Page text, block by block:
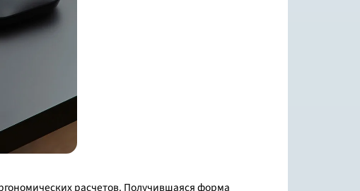
расчетов. Получившаяся форма